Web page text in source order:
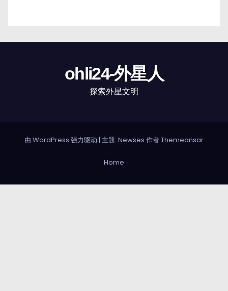
ohli24-外星人
探索外星文明
由 WordPress 强力驱动 | 主题: Newses 作者Themeansar
Home